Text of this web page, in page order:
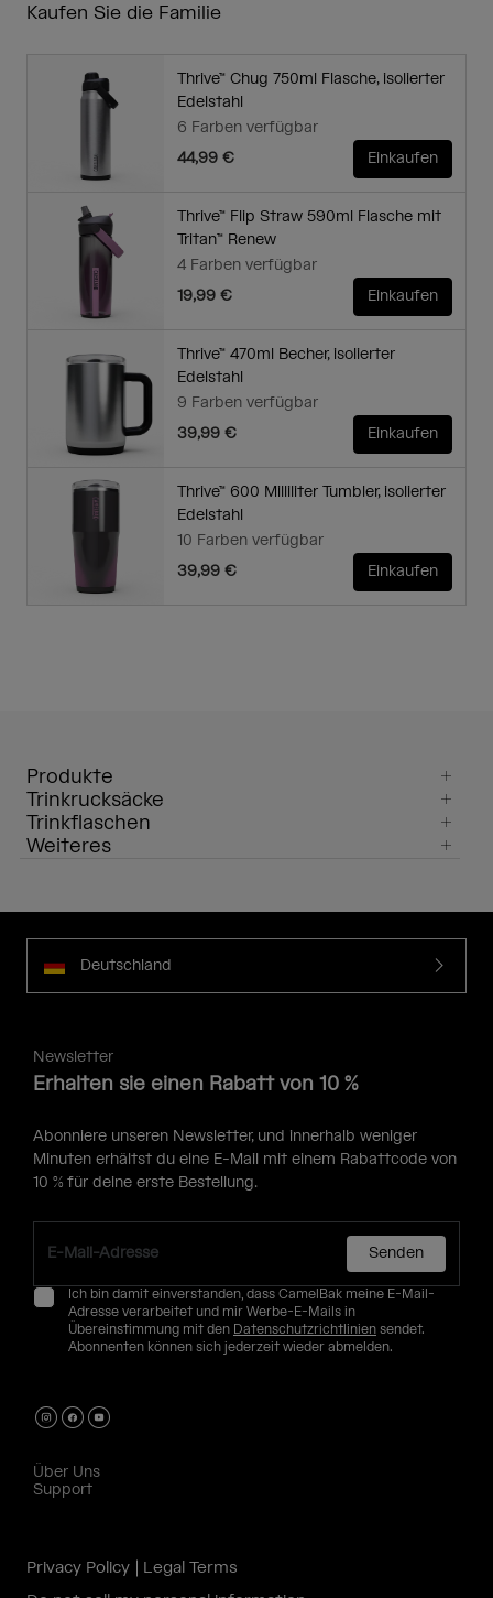
Kaufen Sie die Familie
Thrive™ Chug 750ml Flasche, isolierter
Edelstahl
6 Farben verfügbar
44,99 €
Einkaufen
Thrive™ Flip Straw 590ml Flasche mit
Tritan™ Renew
4 Farben verfügbar
19,99 €
Einkaufen
Thrive™ 470ml Becher, isolierter
Edelstahl
9 Farben verfügbar
39,99 €
Einkaufen
Thrive™ 600 Milliliter Tumbler, isolierter
Edelstahl
10 Farben verfügbar
39,99 €
Einkaufen
Produkte
Trinkrucksäcke
Trinkflaschen
Weiteres
Deutschland
Newsletter
Erhalten sie einen Rabatt von 10 %
Abonniere unseren Newsletter, und innerhalb weniger
Minuten erhältst du eine E-Mail mit einem Rabattcode von
10 % für deine erste Bestellung.
Senden
Ich bin damit einverstanden, dass CamelBak meine E-Mail-
Adresse verarbeitet und mir Werbe-E-Mails in
Übereinstimmung mit den Datenschutzrichtlinien sendet.
Abonnenten können sich jederzeit wieder abmelden.
Über Uns
Support
Privacy Policy
Legal Terms